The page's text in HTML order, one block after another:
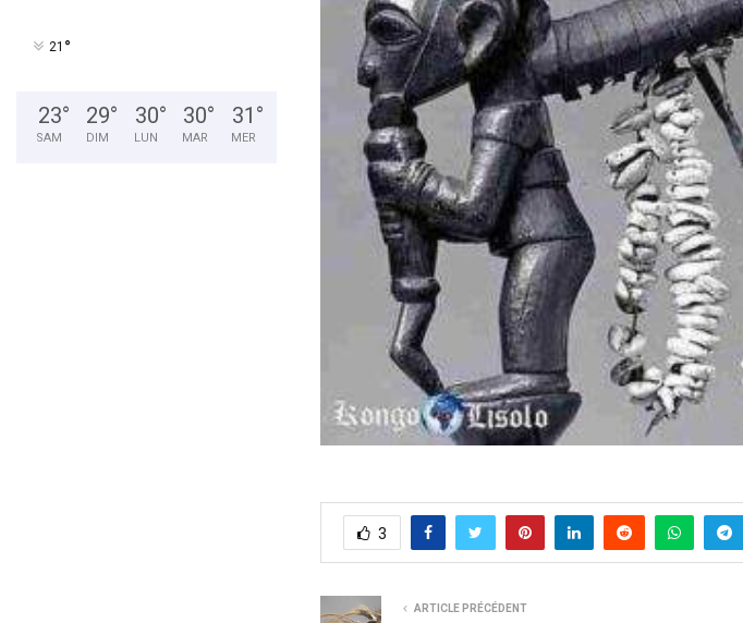
3
ARTICLE PRÉCÉDENT
21 °
23°
SAM
29°
DIM
30°
LUN
30°
MAR
31 °
MER